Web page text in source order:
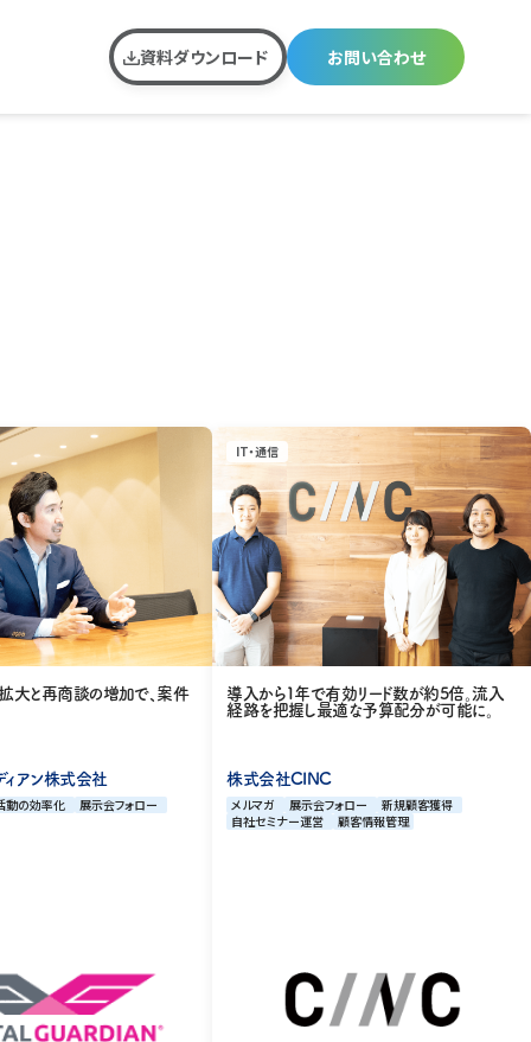
資料ダウンロード お問い合わせ
拡大と再商談の増加で、案件
ィアン株式会社
動の効率化 展示会フォロー
IT・通信
導入から1年で有効リード数が約5倍。流入
経路を把握し最適な予算配分が可能に。
株式会社CINC
メルマガ 展示会フォロー
新規顧客獲得
自社セミナー運営
顧客情報管理